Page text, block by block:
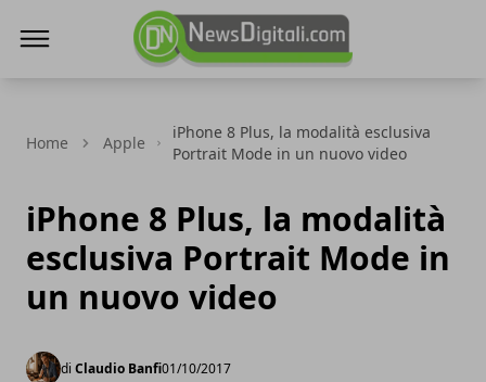
Home Apple
iPhone 8 Plus, la modalità esclusiva
Portrait Mode in un nuovo video
iPhone 8 Plus, la modalità
esclusiva Portrait Mode in
un nuovo video
di Claudio Banfi01/10/2017